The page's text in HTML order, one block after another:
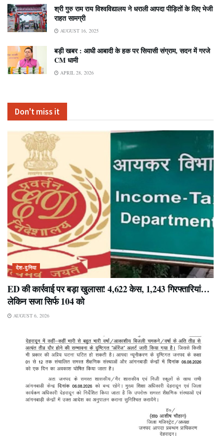
श्री गुरु राम राय विश्वविद्यालय ने धराली आपदा पीड़ितों के लिए भेजी
राहत सामग्री
AUGUST 16, 2025
बड़ी खबर : आधी आबादी के हक पर सियासी संग्राम, सदन में गरजे
CM धामी
APRIL 28, 2026
Don't miss it
देश-दुनिया
ED की कार्रवाई पर बड़ा खुलासा! 4,622 केस, 1,243 गिरफ्तारियां…
लेकिन सजा सिर्फ 104 को
AUGUST 6, 2026